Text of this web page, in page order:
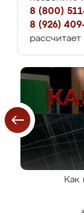
8 (800)
8 (926)
рассчитает
Как